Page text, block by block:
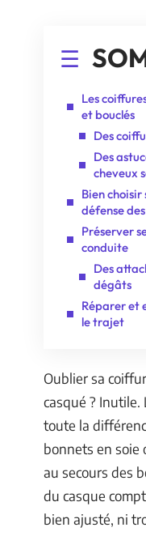
Les
et bouclés
Des
Des
cheveux
Bien
défense
Préserver
conduite
Des
dégâts
Réparer et
le trajet
Oublier sa
casqué ? Inutile.
toute la
bonnets en soie
au secours des
du casque
bien ajusté, ni